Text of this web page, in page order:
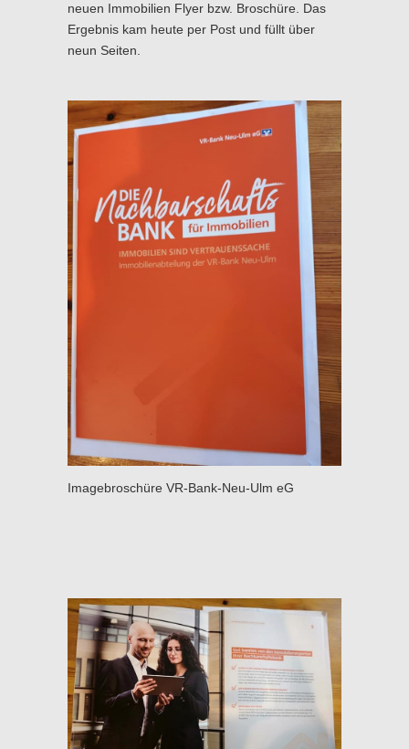
neuen Immobilien Flyer bzw. Broschüre. Das
Ergebnis kam heute per Post und füllt über
neun Seiten.
Imagebroschüre VR-Bank-Neu-Ulm eG